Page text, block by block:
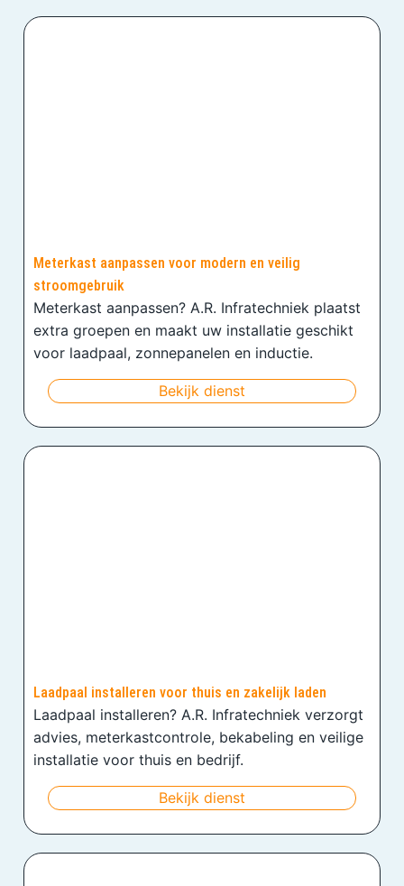
Meterkast aanpassen voor modern en veilig
stroomgebruik
Meterkast aanpassen? A.R. Infratechniek plaatst
extra groepen en maakt uw installatie geschikt
voor laadpaal, zonnepanelen en inductie.
Bekijk dienst
Laadpaal installeren voor thuis en zakelijk laden
Laadpaal installeren? A.R. Infratechniek verzorgt
advies, meterkastcontrole, bekabeling en veilige
installatie voor thuis en bedrijf.
Bekijk dienst